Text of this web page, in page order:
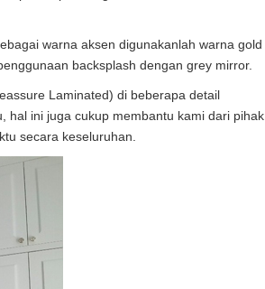
warna aksen digunakanlah warna gold
backsplash dengan grey mirror.
Laminated) di beberapa detail
hal ini juga cukup membantu kami dari pihak
secara keseluruhan.